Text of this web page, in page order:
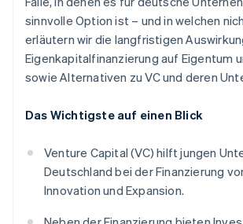
sinnvolle Option ist – und in welchen
erläutern wir die langfristigen
Eigenkapitalfinanzierung auf Eigentum
sowie Alternativen zu VC und deren
Das Wichtigste auf einen Blick
Venture Capital (VC) hilft jungen
Deutschland bei der Finanzierung
Innovation und Expansion.